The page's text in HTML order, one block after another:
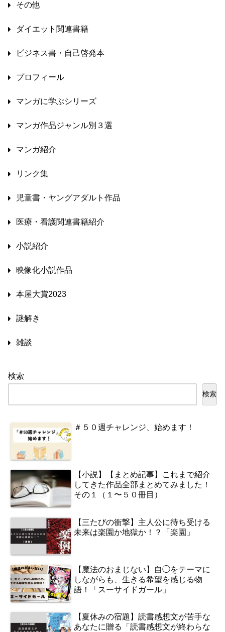
その他
ダイエット関連書籍
ビジネス書・自己啓発本
プロフィール
マンガに学ぶシリーズ
マンガ作品ジャンル別３選
マンガ紹介
リンク集
児童書・ヤングアダルト作品
医療・看護関連書籍紹介
小説紹介
映像化小説作品
本屋大賞2023
謎解き
雑談
検索
検索
＃５０週チャレンジ、始めます！
【小説】【まとめ記事】これまで紹介
してきた作品全部まとめてみました！
その１（１〜５０冊目）
【三たびの衝撃】主人公に待ち受ける
未来は楽園か地獄か！？「楽園」
【魔法のおまじない】自◯をテーマに
しながらも、生きる希望を感じる物
語！「スーサイドガール」
【夏休みの宿題】読書感想文が苦手な
あなたに贈る「読書感想文が終わらな